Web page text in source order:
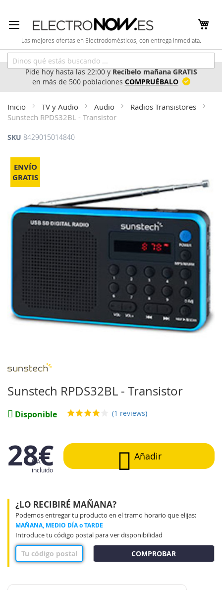
al
contenido
Las mejores ofertas en Electrodomésticos, con entrega inmediata.
Pide hoy hasta las 22:00 yRecíbelo mañana GRATIS
en más de 500 poblaciones COMPRUÉBALO
Inicio TV y Audio Audio
Radios Transistores
Sunstech RPDS32BL - Transistor
Sunstech RPDS32BL - Transistor
Disponible (1 reviews)
28€
IVA
incluido
Añadir
¿LO RECIBIRÉ MAÑANA?
Podemos entregar tu producto en el tramo horario que elijas:
MAÑANA, MEDIO DÍA o TARDE
Introduce tu código postal para ver disponibilidad
COMPROBAR
ENVÍO
GRATIS
SKU 8429015014840
Saltar
final
de
galería
de
imágenes
al
de
galería